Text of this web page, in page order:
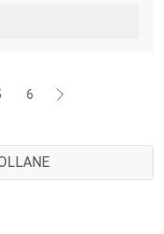
aprono uno spiraglio
delle loro famiglie in anni
6